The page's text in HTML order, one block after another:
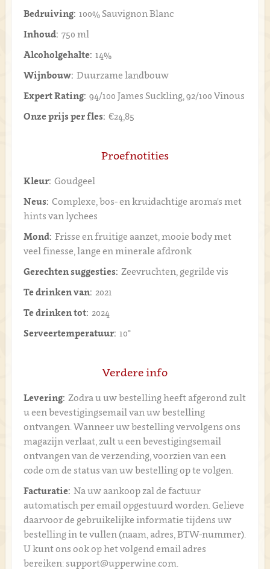
Bedruiving: 100% Sauvignon Blanc
Inhoud: 750 ml
Alcoholgehalte: 14%
Wijnbouw: Duurzame landbouw
Expert Rating: 94/100 James Suckling, 92/100 Vinous
Onze prijs per fles: €24,85
Proefnotities
Kleur: Goudgeel
Neus: Complexe, bos- en kruidachtige aroma's met
hints van lychees
Mond: Frisse en fruitige aanzet, mooie body met
veel finesse, lange en minerale afdronk
Gerechten suggesties: Zeevruchten, gegrilde vis
Te drinken van: 2021
Te drinken tot: 2024
Serveertemperatuur: 10°
Verdere info
Levering: Zodra u uw bestelling heeft afgerond zult
u een bevestigingsemail van uw bestelling
ontvangen. Wanneer uw bestelling vervolgens ons
magazijn verlaat, zult u een bevestigingsemail
ontvangen van de verzending, voorzien van een
code om de status van uw bestelling op te volgen.
Facturatie: Na uw aankoop zal de factuur
automatisch per email opgestuurd worden. Gelieve
daarvoor de gebruikelijke informatie tijdens uw
bestelling in te vullen (naam, adres, BTW-nummer).
U kunt ons ook op het volgend email adres
bereiken: support@upperwine.com.